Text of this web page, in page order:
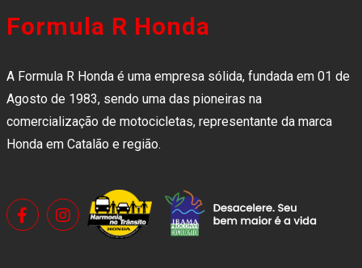
Formula R Honda
A Formula R Honda é uma empresa sólida, fundada em 01 de
Agosto de 1983, sendo uma das pioneiras na
comercialização de motocicletas, representante da marca
Honda em Catalão e região.